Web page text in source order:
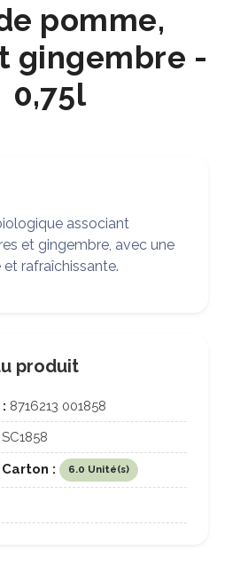
pomme,
gingembre -
0,75l
associant
et gingembre, avec une
rafraîchissante.
produit
8716213 001858
SC1858
:
6.0 Unité(s)